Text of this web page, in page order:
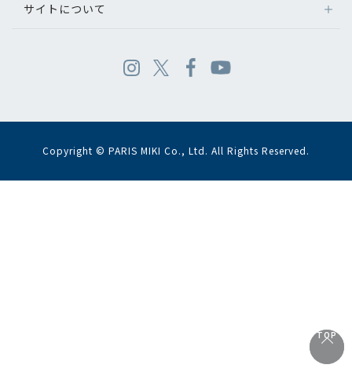
TOP
TOP
サイトについて
Copyright © PARIS MIKI Co., Ltd. All Rights Reserved.